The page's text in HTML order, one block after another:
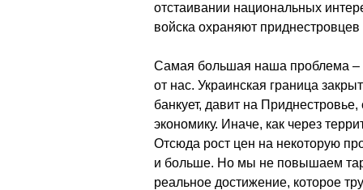
отстаивании национальных
войска охраняют
Самая большая наша проблема –
от нас. Украинская граница
банкует, давит на
экономику. Иначе, как через
Отсюда рост цен на некоторую
и больше. Но мы не повышаем
реальное достижение, которое